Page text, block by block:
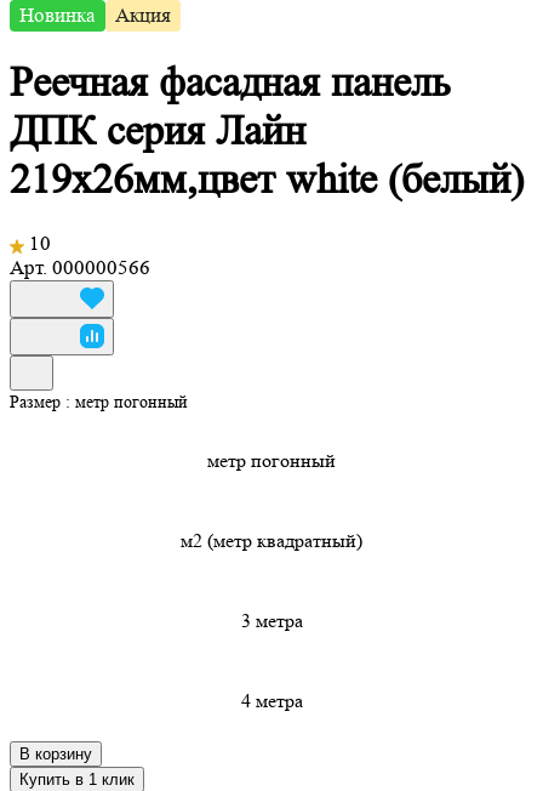
Новинка
Акция
Реечная фасадная панель
ДПК серия Лайн
219х26мм,цвет white (белый)
10
Арт. 000000566
Размер : метр погонный
метр погонный
м2 (метр квадратный)
3 метра
4 метра
В корзину
Купить в 1 клик